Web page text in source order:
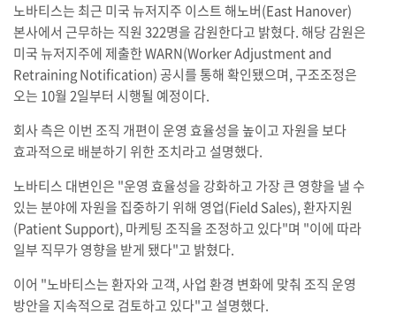
노바티스는 최근 미국 뉴저지주 이스트 해노버(East Hanover)
본사에서 근무하는 직원 322명을 감원한다고 밝혔다. 해당 감원은
미국 뉴저지주에 제출한 WARN(Worker Adjustment and
Retraining Notification) 공시를 통해 확인됐으며, 구조조정은
오는 10월 2일부터 시행될 예정이다.
회사 측은 이번 조직 개편이 운영 효율성을 높이고 자원을 보다
효과적으로 배분하기 위한 조치라고 설명했다.
노바티스 대변인은 "운영 효율성을 강화하고 가장 큰 영향을 낼 수
있는 분야에 자원을 집중하기 위해 영업(Field Sales), 환자지원
(Patient Support), 마케팅 조직을 조정하고 있다"며 "이에 따라
일부 직무가 영향을 받게 됐다"고 밝혔다.
이어 "노바티스는 환자와 고객, 사업 환경 변화에 맞춰 조직 운영
방안을 지속적으로 검토하고 있다"고 설명했다.